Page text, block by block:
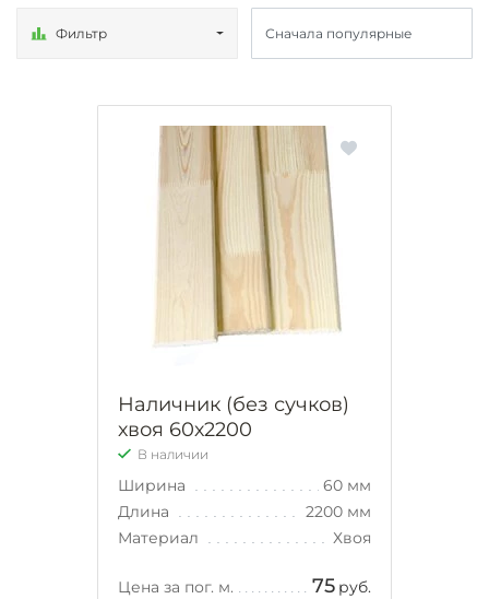
Фильтр
Наличник (без сучков)
хвоя 60х2200
В наличии
Ширина
60 мм
Длина
2200 мм
Материал
Хвоя
Цена за пог. м. 75 руб.